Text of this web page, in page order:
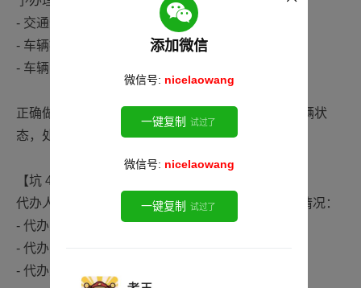
- 交通违章未处理
- 车辆被查封
- 车辆已抵押（需先解押）
正确做法：补办前先通过"交管 12123"APP 查询车辆状
态，处理完违章再申请。
【坑 4】代办人身份不符，被拒受理
代办人必须是完全民事行为能力人，且不能有以下情况：
- 代办人身份证过期
- 代办人被列入失信名单
- 代办人与车主无正当委托关系
添加微信
微信号: nicelaowang
一键复制 试过了
微信号: nicelaowang
一键复制 试过了